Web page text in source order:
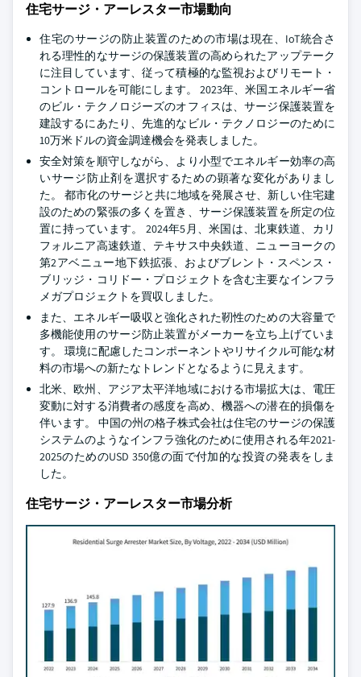
住宅サージ・アーレスター市場動向
住宅のサージの防止装置のための市場は現在、IoT統合さ
れる理性的なサージの保護装置の高められたアップテーク
に注目しています、従って積極的な監視およびリモート・
コントロールを可能にします。 2023年、米国エネルギー省
のビル・テクノロジーズのオフィスは、サージ保護装置を
建設するにあたり、先進的なビル・テクノロジーのために
10万米ドルの資金調達機会を発表しました。
安全対策を順守しながら、より小型でエネルギー効率の高
いサージ防止剤を選択するための顕著な変化がありまし
た。 都市化のサージと共に地域を発展させ、新しい住宅建
設のための緊張の多くを置き、サージ保護装置を所定の位
置に持っています。 2024年5月、米国は、北東鉄道、カリ
フォルニア高速鉄道、テキサス中央鉄道、ニューヨークの
第2アベニュー地下鉄拡張、およびブレント・スペンス・
ブリッジ・コリドー・プロジェクトを含む主要なインフラ
メガプロジェクトを買収しました。
また、エネルギー吸収と強化された靭性のための大容量で
多機能使用のサージ防止装置がメーカーを立ち上げていま
す。 環境に配慮したコンポーネントやリサイクル可能な材
料の市場への新たなトレンドとなるように見えます。
北米、欧州、アジア太平洋地域における市場拡大は、電圧
変動に対する消費者の感度を高め、機器への潜在的損傷を
伴います。 中国の州の格子株式会社は住宅のサージの保護
システムのようなインフラ強化のために使用される年2021-
2025のためのUSD 350億の面で付加的な投資の発表をしま
した。
住宅サージ・アーレスター市場分析